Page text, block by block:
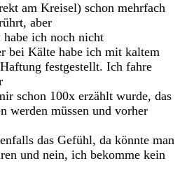
am Kreisel) schon mehrfach
aber
habe ich noch nicht
bei Kälte habe ich mit kaltem
festgestellt. Ich fahre
schon 100x erzählt wurde, das
werden müssen und vorher
das Gefühl, da könnte man
und nein, ich bekomme kein